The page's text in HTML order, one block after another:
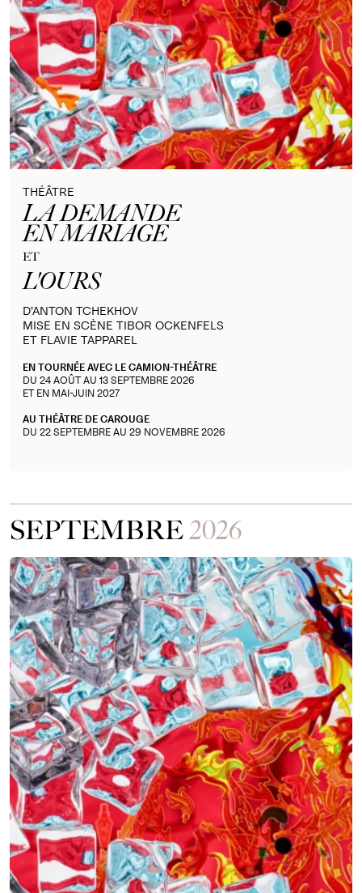
THÉÂTRE
LA DEMANDE
EN MARIAGE
ET
L'OURS
D’ANTON TCHEKHOV
MISE EN SCÈNE TIBOR OCKENFELS
ET FLAVIE TAPPAREL
EN TOURNÉE AVEC LE CAMION-THÉÂTRE
DU 24 AOÛT AU 13 SEPTEMBRE 2026
ET EN MAI-JUIN 2027
AU THÉÂTRE DE CAROUGE
DU 22 SEPTEMBRE AU 29 NOVEMBRE 2026
SEPTEMBRE2026